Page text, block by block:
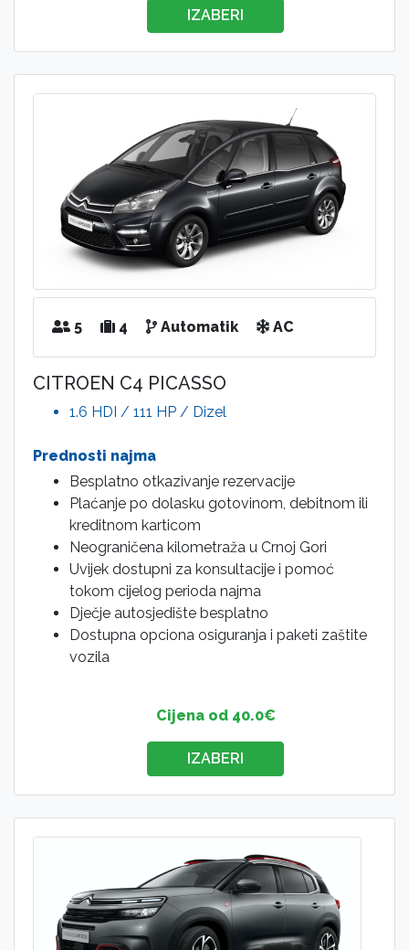
IZABERI
5 4 Automatik AC
CITROEN C4 PICASSO
1.6 HDI / 111 HP / Dizel
Prednosti najma
Besplatno otkazivanje rezervacije
Plaćanje po dolasku gotovinom, debitnom ili
kreditnom karticom
Neograničena kilometraža u Crnoj Gori
Uvijek dostupni za konsultacije i pomoć
tokom cijelog perioda najma
Dječje autosjedište besplatno
Dostupna opciona osiguranja i paketi zaštite
vozila
Cijena od 40.0€
IZABERI